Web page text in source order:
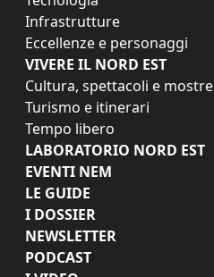
Infrastrutture
Eccellenze e personaggi
VIVERE IL NORD EST
Cultura, spettacoli e mostre
Turismo e itinerari
Tempo libero
LABORATORIO NORD EST
EVENTI NEM
LE GUIDE
I DOSSIER
NEWSLETTER
PODCAST